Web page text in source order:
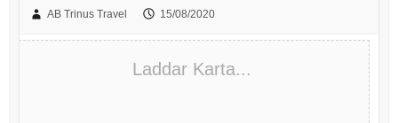
AB Trinus Travel 15/08/2020
Laddar Karta...